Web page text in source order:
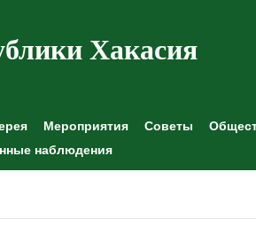
Хакасия
Мероприятия Советы
наблюдения